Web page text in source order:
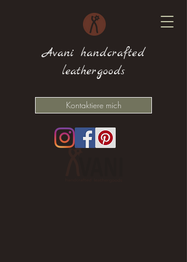
Avani handcrafted
leathergoods
Kontaktiere mich